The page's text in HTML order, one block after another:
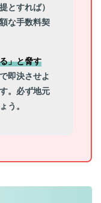
とすれば）
な手数料契
」と脅す
即決させよ
。必ず地元
う。